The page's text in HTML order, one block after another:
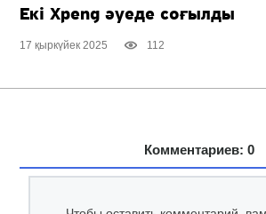
Екі Xpeng әуеде соғылды
17 қыркүйек 2025 112
Комментариев: 0